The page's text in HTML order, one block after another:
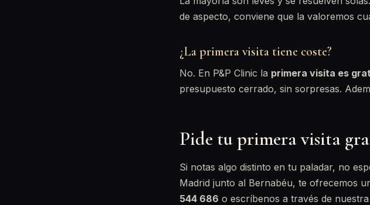
de aspecto, conviene que la valoremos
¿La primera visita tiene coste?
No. En P&P Clinic la primera visita es
presupuesto cerrado, sin sorpresas.
Pide tu primera visita
Si notas algo distinto en tu paladar, no
Madrid junto al Bernabéu, te ofrecemos
544 686 o escríbenos a través de